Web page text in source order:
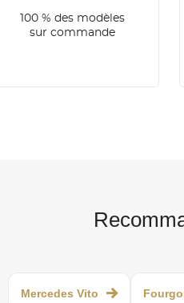
100 % des modèles
sur commande
Mercedes Vito